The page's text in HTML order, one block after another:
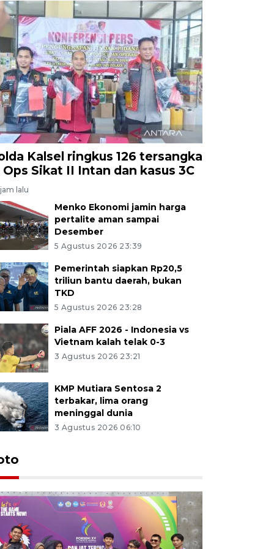
Kalsel ringkus 126 tersangka
Ops Sikat II Intan dan kasus 3C
lalu
Menko Ekonomi jamin harga
pertalite aman sampai
Desember
5 Agustus 2026 23:39
Pemerintah siapkan Rp20,5
triliun bantu daerah, bukan
TKD
5 Agustus 2026 23:28
Piala AFF 2026 - Indonesia vs
Vietnam kalah telak 0-3
3 Agustus 2026 23:21
KMP Mutiara Sentosa 2
terbakar, lima orang
meninggal dunia
3 Agustus 2026 06:10